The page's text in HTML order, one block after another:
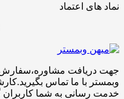
نماد های اعتماد
جهت دریافت مشاوره،سفارش
خدمت رسانی به شما کاربران